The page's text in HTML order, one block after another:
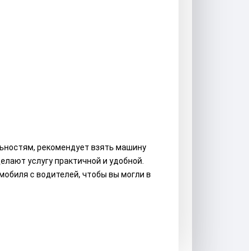
рекомендует взять машину
услугу практичной и удобной.
с водителей, чтобы вы могли в